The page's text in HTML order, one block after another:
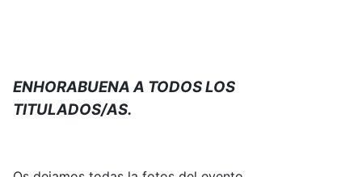
ENHORABUENA A TODOS LOS
TITULADOS/AS.